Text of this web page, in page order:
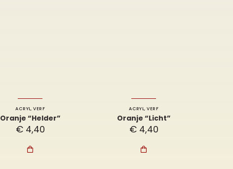
ACRYL,VERF
Oranje “Helder”
€4,40

ACRYL,VERF
Oranje “Licht”
€4,40
